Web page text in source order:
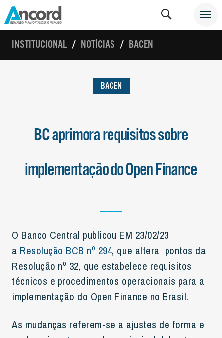
INSTITUCIONAL NOTÍCIAS BACEN
BACEN
BC aprimora requisitos sobre
implementação do Open Finance
O Banco Central publicou EM 23/02/23
a Resolução BCB nº 294, que altera pontos da
Resolução nº 32, que estabelece requisitos
técnicos e procedimentos operacionais para a
implementação do Open Finance no Brasil.
As mudanças referem-se a ajustes de forma e